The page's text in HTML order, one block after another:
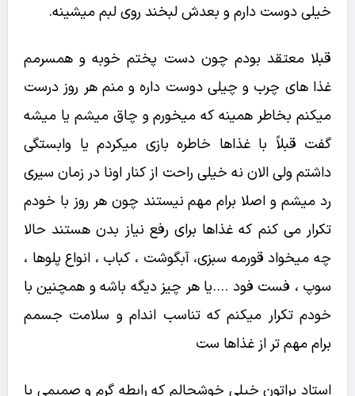
خیلی دوست دارم و بعدش لبخند روی لبم میشینه.
قبلا معتقد بودم چون دست پختم خوبه و همسرمم
غذا های چرب و چیلی دوست داره و منم هر روز درست
میکنم بخاطر همینه که میخورم و چاق میشم یا میشه
گفت قبلاً با غذاها خاطره بازی میکردم یا وابستگی
داشتم ولی الان نه خیلی راحت از کنار اونا در زمان سیری
رد میشم و اصلا برام مهم نیستند چون هر روز با خودم
تکرار می کنم که غذاها برای رفع نیاز بدن هستند حالا
چه میخواد قورمه سبزی، آبگوشت ، کباب ، انواع پلوها ،
سوپ ، فست فود ….یا هر چیز دیگه باشه و همچنین با
خودم تکرار میکنم که تناسب اندام و سلامت جسمم
برام مهم تر از غذاها ست
استاد براتون خیلی خوشحالم که رابطه گرم و صمیمی با